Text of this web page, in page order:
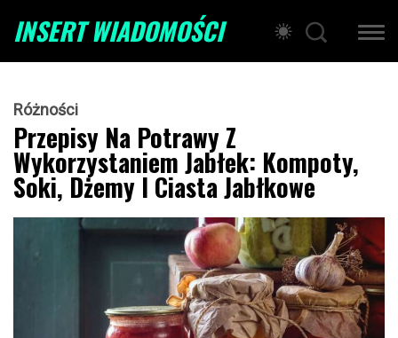
INSERT WIADOMOŚCI
Różności
Przepisy Na Potrawy Z
Wykorzystaniem Jabłek: Kompoty,
Soki, Dżemy I Ciasta Jabłkowe